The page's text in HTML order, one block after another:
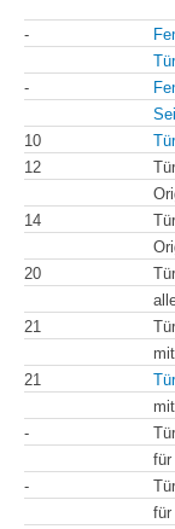
-
-
10
12
14
20
21
21
-
für
-
für